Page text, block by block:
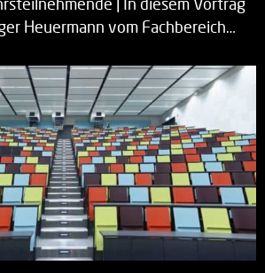
| In diesem Vortrag
Heuermann vom Fachbereich…